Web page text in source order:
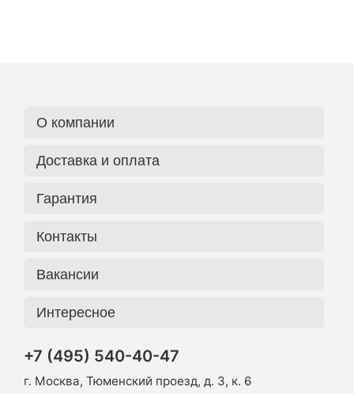
О компании
Доставка и оплата
Гарантия
Контакты
Вакансии
Интересное
+7 (495) 540-40-47
г. Москва, Тюменский проезд, д. 3, к. 6